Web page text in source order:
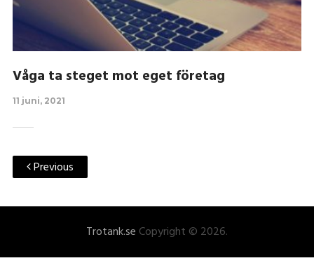
Våga ta steget mot eget företag
11 juni, 2021
Previous
Trotank.se Copyright © 2026.